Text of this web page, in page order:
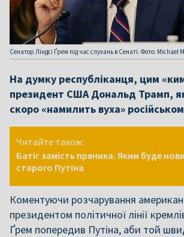
Сенатор Ліндсі Ґрем під час слухань в Сенаті. Фото:
На думку республіканця, цим
президент США Дональд Трамп,
скоро «намилить вуха»
Читайте також:
Батіг замість пряника. Яким буде
старого Путіна
Коментуючи розчарування
президентом політичної лінії
Ґрем попередив Путіна, аби той